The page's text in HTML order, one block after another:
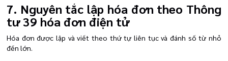
7. Nguyên tắc lập hóa đơn theo Thông
tư 39 hóa đơn điện tử
Hóa đơn được lập và viết theo thứ tự liên tục và đánh số từ nhỏ
đến lớn.